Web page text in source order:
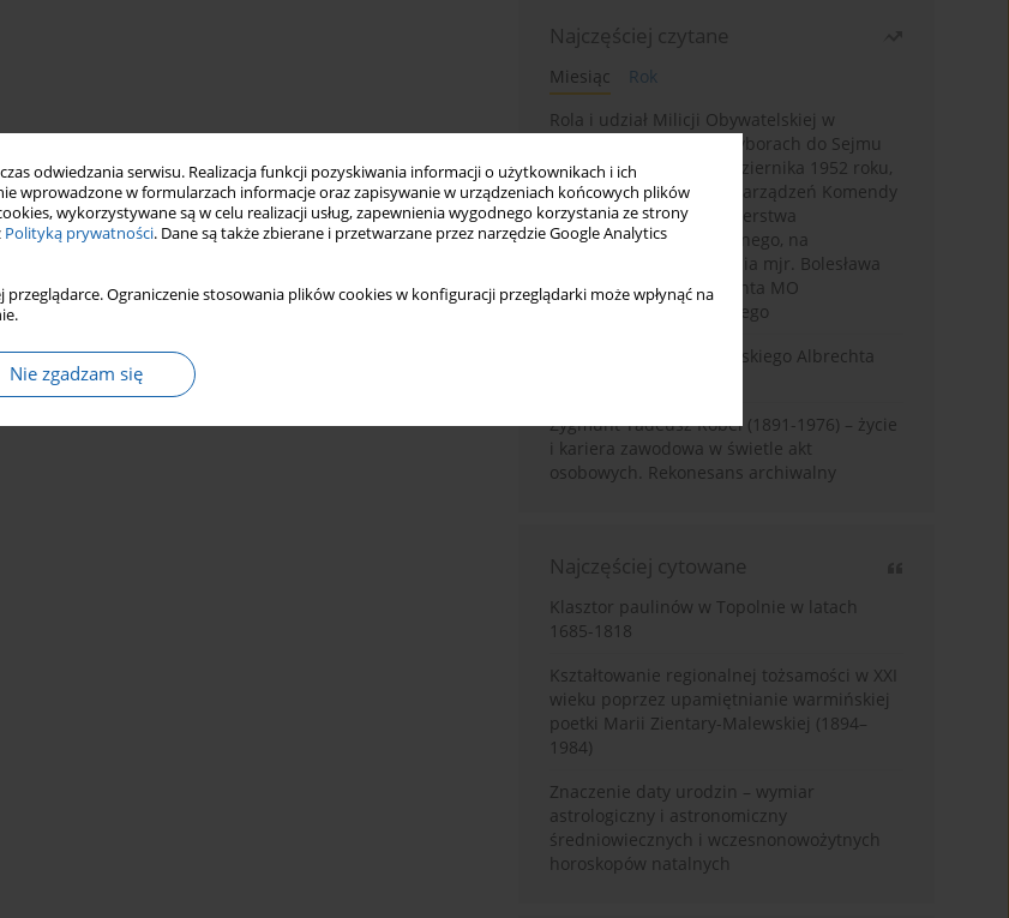
odwiedzania serwisu. Realizacja funkcji pozyskiwania informacji o użytkownikach i ich
wprowadzone w formularzach informacje oraz zapisywanie w urządzeniach końcowych plików
wykorzystywane są w celu realizacji usług, zapewnienia wygodnego korzystania ze strony
Polityką prywatności. Dane są także zbierane i przetwarzane przez narzędzie Google Analytics
Ograniczenie stosowania plików cookies w konfiguracji przeglądarki może wpłynąć na
Nie zgadzam się
Najczęściej czytane
Miesiąc
Rok
Rola i udział Milicji Obywatelskiej w
kampanii wyborczej i wyborach do Sejmu
PRL I kadencji z 26 października 1952 roku,
w świetle wytycznych i zarządzeń Komendy
Głównej MO oraz Ministerstwa
Bezpieczeństwa Publicznego, na
przykładzie sprawozdania mjr. Bolesława
Wyszyńskiego komendanta MO
województwa olsztyńskiego
Melancholia Księcia Pruskiego Albrechta
Zygmunt Tadeusz Robel (1891-1976) – życie
i kariera zawodowa w świetle akt
osobowych. Rekonesans archiwalny
Najczęściej cytowane
Klasztor paulinów w Topolnie w latach
1685-1818
Kształtowanie regionalnej tożsamości w XXI
wieku poprzez upamiętnianie warmińskiej
poetki Marii Zientary-Malewskiej (1894–
1984)
Znaczenie daty urodzin – wymiar
astrologiczny i astronomiczny
średniowiecznych i wczesnonowożytnych
horoskopów natalnych